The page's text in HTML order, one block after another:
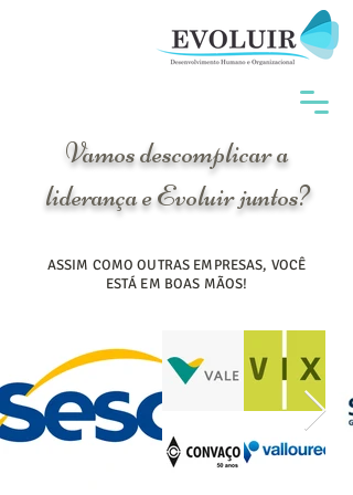
Vamos descomplicar a
liderança e Evoluir juntos?
ASSIM COMO OUTRAS EMPRESAS, VOCÊ
ESTÁ EM BOAS MÃOS!